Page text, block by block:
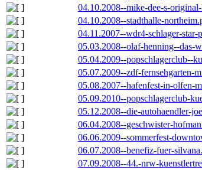
04.10.2008--mike-dee-s-
04.10.2008--stadthalle-
04.11.2007--wdr4-schlager-star-
05.03.2008--olaf-henning--das-
05.04.2009--popschlagerclub--
05.07.2009--zdf-fernsehgarten-
05.08.2007--hafenfest-in-olfen-
05.09.2010--popschlagerclub-
05.12.2008--die-autohaendler-
06.04.2008--geschwister-
06.06.2009--sommerfest-
06.07.2008--benefiz-fuer-
07.09.2008--44.-nrw-